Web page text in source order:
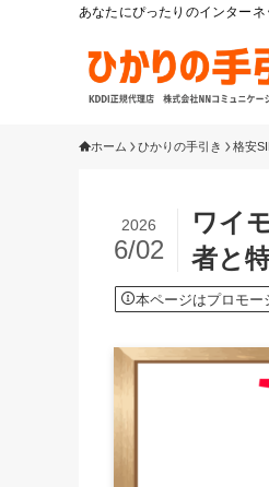
あなたにぴったりのインター
ホーム ひかりの手引き 格安
ワイ
者と
2026
6/02
本ページはプロモー